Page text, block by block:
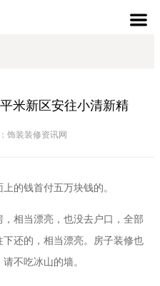
米新区安往小清新精
饰装装修资讯网
的钱首付五万块钱的。
相当漂亮，也没去户口，全部
还的，相当漂亮。房子装修也
不吃冰山的墙。